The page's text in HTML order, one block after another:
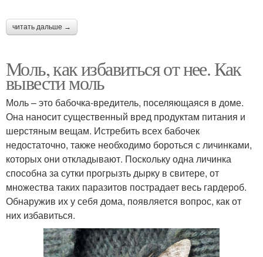
читать дальше →
Моль, как избавиться от нее. Как
вывести моль
Моль – это бабочка-вредитель, поселяющаяся в доме.
Она наносит существенный вред продуктам питания и
шерстяным вещам. Истребить всех бабочек
недостаточно, также необходимо бороться с личинками,
которых они откладывают. Поскольку одна личинка
способна за сутки прогрызть дырку в свитере, от
множества таких паразитов пострадает весь гардероб.
Обнаружив их у себя дома, появляется вопрос, как от
них избавиться.